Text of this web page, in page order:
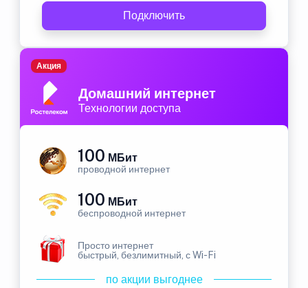
Подключить
Домашний интернет
Технологии доступа
Акция
100 МБит
проводной интернет
100 МБит
беспроводной интернет
Просто интернет
быстрый, безлимитный, с Wi-Fi
по акции выгоднее